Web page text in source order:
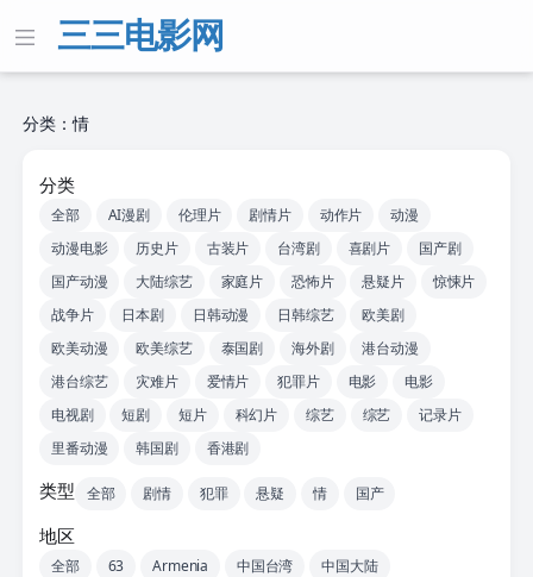
三三电影网
分类：情
分类
全部 AI漫剧 伦理片 剧情片 动作片
动漫
动漫电影
历史片 古装片 台湾剧 喜剧片
国产剧
国产动漫
大陆综艺 家庭片 恐怖片 悬疑片
惊悚片
战争片
日本剧 日韩动漫 日韩综艺
欧美剧
欧美动漫
欧美综艺 泰国剧 海外剧
港台动漫
港台综艺
灾难片 爱情片 犯罪片 电影
电影
电视剧
短剧 短片 科幻片 综艺 综艺
记录片
里番动漫
韩国剧 香港剧
类型 全部 剧情 犯罪 悬疑 情 国产
地区
全部 63 Armenia 中国台湾
中国大陆